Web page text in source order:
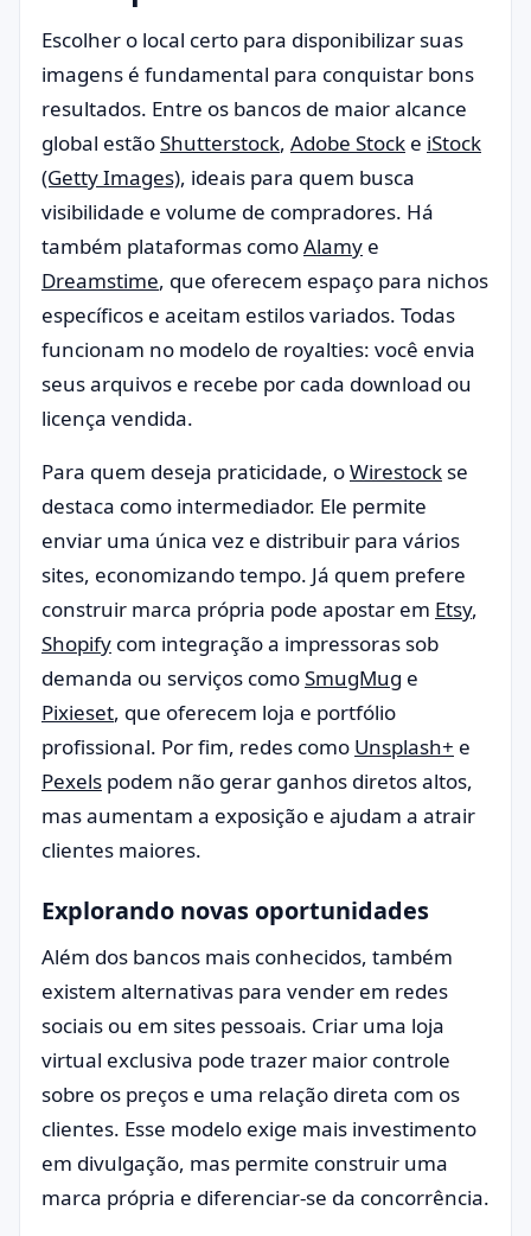
Escolher o local certo para disponibilizar suas
imagens é fundamental para conquistar bons
resultados. Entre os bancos de maior alcance
global estãoShutterstock, Adobe Stock e iStock
(Getty Images), ideais para quem busca
visibilidade e volume de compradores. Há
também plataformas comoAlamy e
Dreamstime, que oferecem espaço para nichos
específicos e aceitam estilos variados. Todas
funcionam no modelo de royalties: você envia
seus arquivos e recebe por cada download ou
licença vendida.
Para quem deseja praticidade, oWirestock se
destaca como intermediador. Ele permite
enviar uma única vez e distribuir para vários
sites, economizando tempo. Já quem prefere
construir marca própria pode apostar em Etsy,
Shopify com integração a impressoras sob
demanda ou serviços comoSmugMug e
Pixieset, que oferecem loja e portfólio
profissional. Por fim, redes como Unsplash+ e
Pexels podem não gerar ganhos diretos altos,
mas aumentam a exposição e ajudam a atrair
clientes maiores.
Explorando novas oportunidades
Além dos bancos mais conhecidos, também
existem alternativas para vender em redes
sociais ou em sites pessoais. Criar uma loja
virtual exclusiva pode trazer maior controle
sobre os preços e uma relação direta com os
clientes. Esse modelo exige mais investimento
em divulgação, mas permite construir uma
marca própria e diferenciar-se da concorrência.